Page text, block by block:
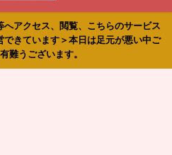
アクセス、閲覧、こちらのサービス
できています＞本日は足元が悪い中ご
難うございます。